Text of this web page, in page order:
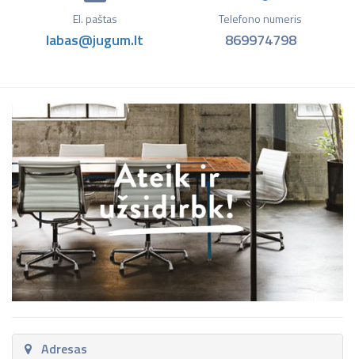
El. paštas
labas@jugum.lt
Telefono numeris
869974798
Adresas